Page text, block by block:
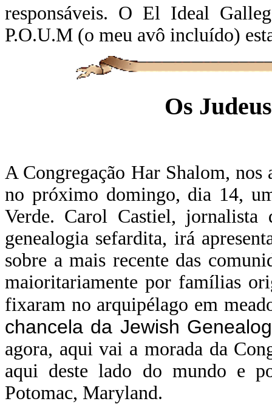
responsáveis. O El Ideal
P.O.U.M (o meu avô incluído)
Os
A Congregação Har Shalom,
no próximo domingo, dia 14,
Verde. Carol Castiel,
genealogia sefardita, irá
sobre a mais recente das
maioritariamente por famílias
fixaram no arquipélago em
chancela da Jewish
agora, aqui vai a morada da
aqui deste lado do mundo e
Potomac, Maryland.